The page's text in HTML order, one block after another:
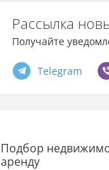
Рассылка
Получайте
Telegram
Подбор
аренду